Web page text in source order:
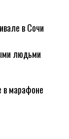
в Сочи
людьми
в марафоне